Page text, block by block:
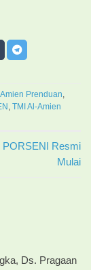
Prenduan
TMI Al-Amien
PORSENI Resmi
Mulai
Ds. Pragaan